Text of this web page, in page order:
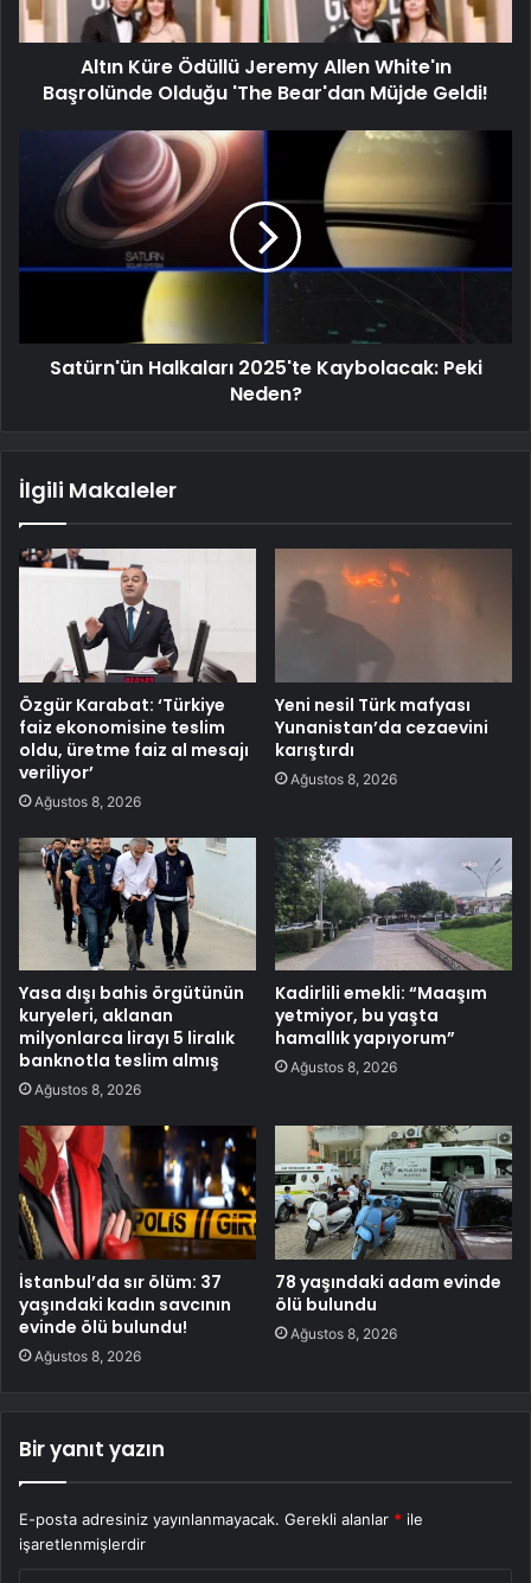
Altın Küre Ödüllü Jeremy Allen White'ın
Başrolünde Olduğu 'The Bear'dan Müjde Geldi!
Satürn'ün Halkaları 2025'te Kaybolacak: Peki
Neden?
İlgili Makaleler
Özgür Karabat: ‘Türkiye
faiz ekonomisine teslim
oldu, üretme faiz al mesajı
veriliyor’
Ağustos 8, 2026
Yeni nesil Türk mafyası
Yunanistan’da cezaevini
karıştırdı
Ağustos 8, 2026
Yasa dışı bahis örgütünün
kuryeleri, aklanan
milyonlarca lirayı 5 liralık
banknotla teslim almış
Ağustos 8, 2026
Kadirlili emekli: “Maaşım
yetmiyor, bu yaşta
hamallık yapıyorum”
Ağustos 8, 2026
İstanbul’da sır ölüm: 37
yaşındaki kadın savcının
evinde ölü bulundu!
Ağustos 8, 2026
78 yaşındaki adam evinde
ölü bulundu
Ağustos 8, 2026
Bir yanıt yazın
E-posta adresiniz yayınlanmayacak. Gerekli alanlar * ile
işaretlenmişlerdir